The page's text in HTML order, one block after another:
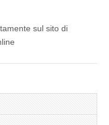
sul sito di